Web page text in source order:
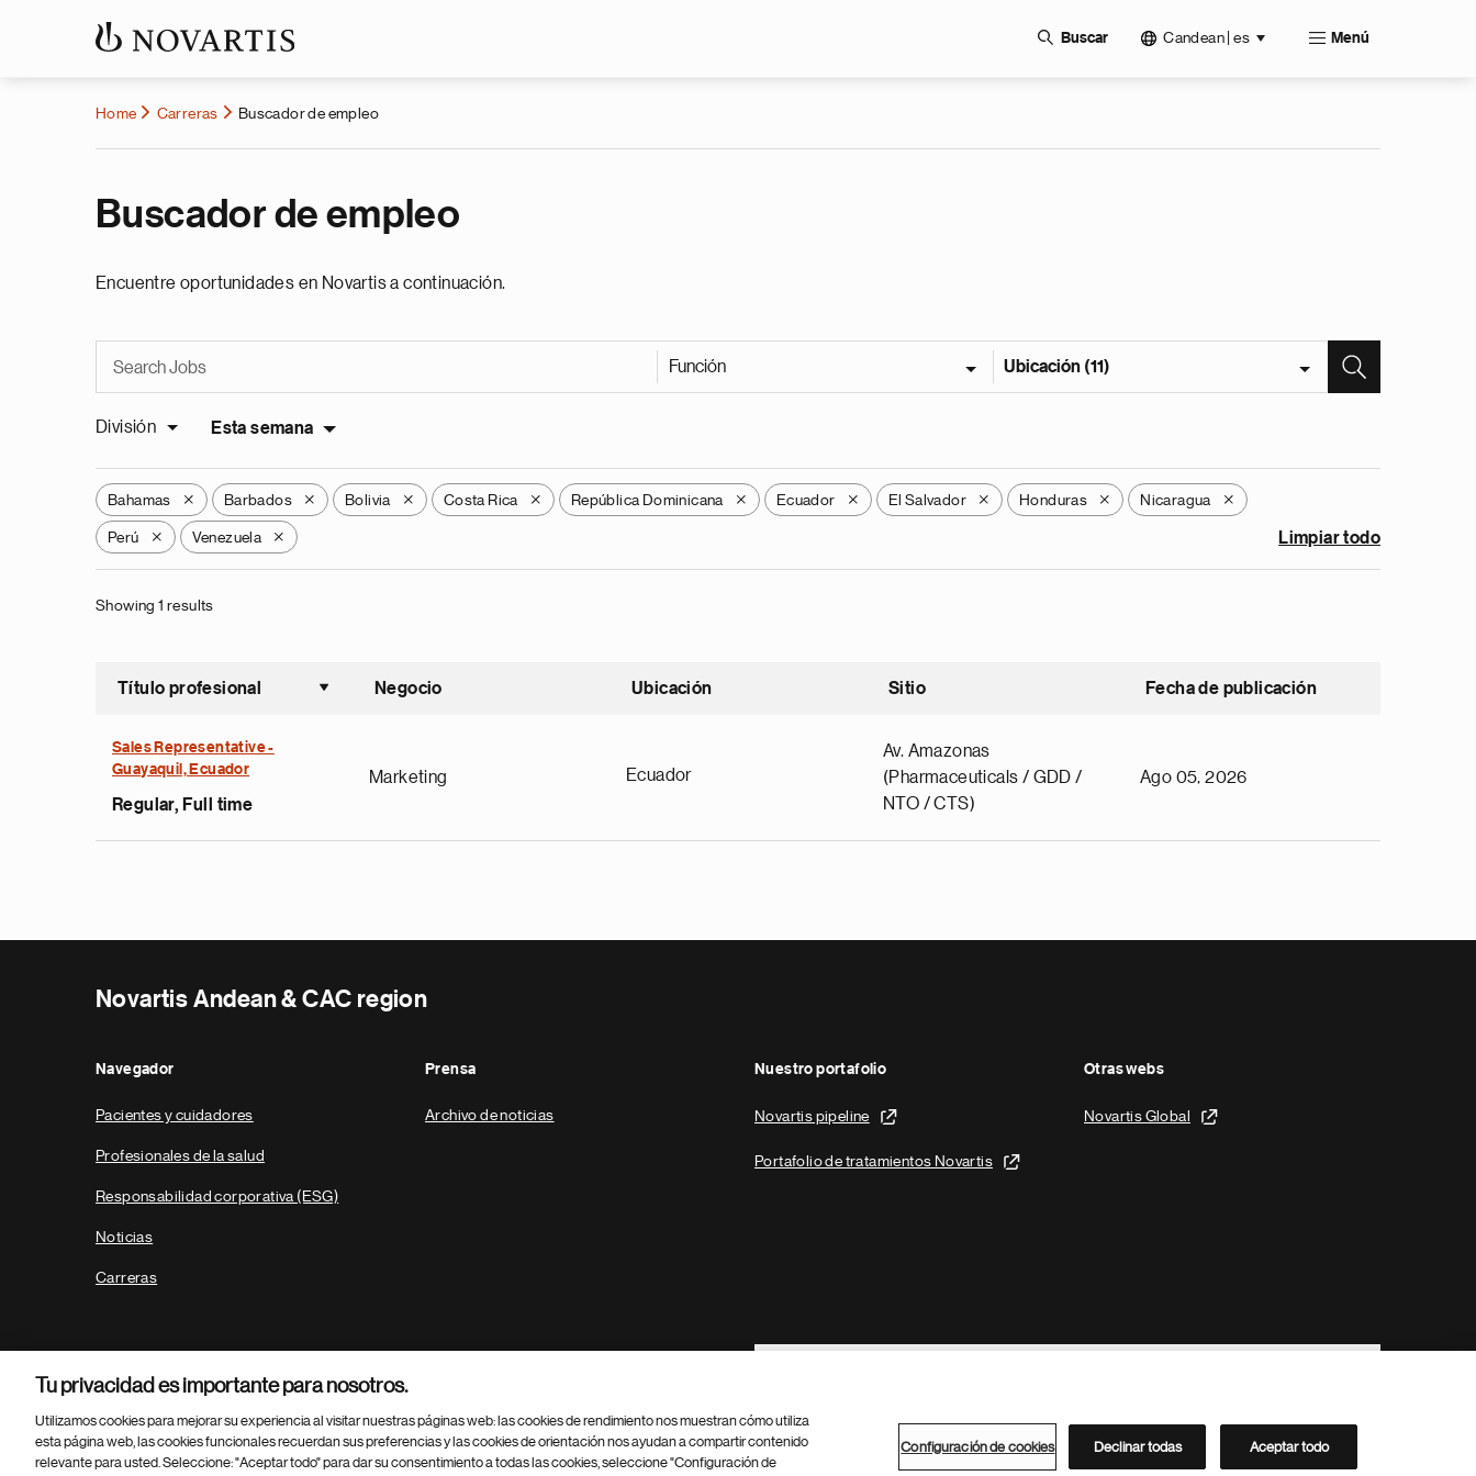
Buscar Candean | es Menú
Home Carreras Buscador de empleo
Buscador de empleo
Encuentre oportunidades en Novartis a continuación.
Función Ubicación (11)
División Esta semana
Bahamas X Barbados X Bolivia X Costa Rica X República Dominicana X Ecuador X El Salvador X Honduras X Nicaragua X
Perú X Venezuela X Limpiar todo
Showing 1 results
Título profesional
Ordenar ascendente
Negocio Ubicación Sitio Fecha de publicación
Sales Representative -
Guayaquil, Ecuador
Regular, Full time
Marketing Ecuador
Av. Amazonas
(Pharmaceuticals / GDD /
NTO / CTS)
Ago 05, 2026
Novartis Andean & CAC region
Navegador
Pacientes y cuidadores
Profesionales de la salud
Responsabilidad corporativa (ESG)
Noticias
Carreras
Prensa
Archivo de noticias
Nuestro portafolio
Novartis pipeline
Portafolio de tratamientos Novartis
Otras webs
Novartis Global
Footer Site Search
Parte
© 2026 Novartis AG Directorio de Novartis
Tu privacidad es importante para nosotros.
Utilizamos cookies para mejorar su experiencia al visitar nuestras páginas web: las cookies de rendimiento nos muestran cómo utiliza
esta página web, las cookies funcionales recuerdan sus preferencias y las cookies de orientación nos ayudan a compartir contenido
relevante para usted. Seleccione: "Aceptar todo" para dar su consentimiento a todas las cookies, seleccione "Configuración de
Configuración de cookies Declinar todas Aceptar todo